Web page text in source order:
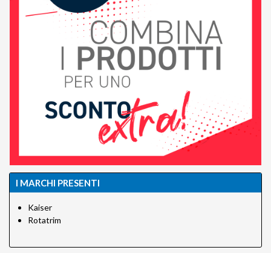
I MARCHI PRESENTI
Kaiser
Rotatrim